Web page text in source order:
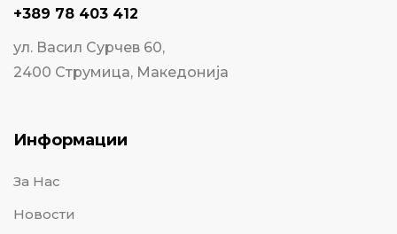
+389 78 403 412
ул. Васил Сурчев 60,
2400 Струмица, Македонија
Информации
За Нас
Новости